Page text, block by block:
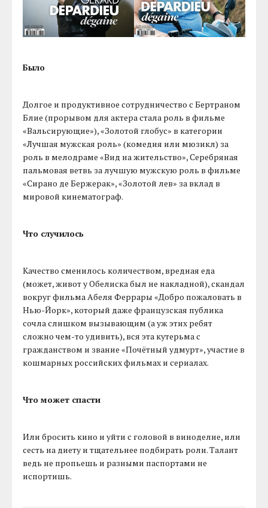
Было
Долгое и продуктивное сотрудничество с Бертраном
Блие (прорывом для актера стала роль в фильме
«Вальсирующие»), «Золотой глобус» в категории
«Лучшая мужская роль» (комедия или мюзикл) за
роль в мелодраме «Вид на жительство», Серебряная
пальмовая ветвь за лучшую мужскую роль в фильме
«Сирано де Бержерак», «Золотой лев» за вклад в
мировой кинематограф.
Что случилось
Качество сменилось количеством, вредная еда
(может, живот у Обелиска был не накладной), скандал
вокруг фильма Абеля Феррары «Добро пожаловать в
Нью-Йорк», который даже французская публика
сочла слишком вызывающим (а уж этих ребят
сложно чем-то удивить), вся эта кутерьма с
гражданством и звание «Почётный удмурт», участие в
кошмарных российских фильмах и сериалах.
Что может спасти
Или бросить кино и уйти с головой в виноделие, или
сесть на диету и тщательнее подбирать роли. Талант
ведь не пропьешь и разными паспортами не
испортишь.